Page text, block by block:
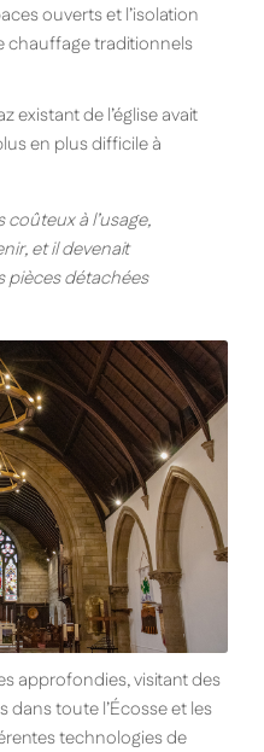
ouverts et l’isolation
chauffage traditionnels
existant de l’église avait
en plus difficile à
coûteux à l’usage,
et il devenait
pièces détachées
approfondies, visitant des
dans toute l’Écosse et les
technologies de